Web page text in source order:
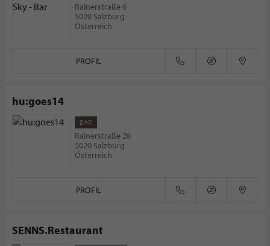
Rainerstraße 6
5020 Salzburg
Österreich
PROFIL
hu:goes14
BAR
Rainerstraße 28
5020 Salzburg
Österreich
PROFIL
SENNS.Restaurant